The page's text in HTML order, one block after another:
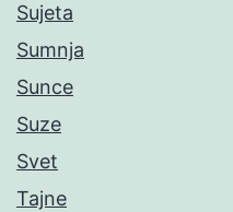
Sujeta
Sumnja
Sunce
Suze
Svet
Tajne